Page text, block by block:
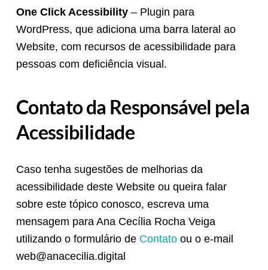
One Click Acessibility – Plugin para
WordPress, que adiciona uma barra lateral ao
Website, com recursos de acessibilidade para
pessoas com deficiência visual.
Contato da Responsável pela
Acessibilidade
Caso tenha sugestões de melhorias da
acessibilidade deste Website ou queira falar
sobre este tópico conosco, escreva uma
mensagem para Ana Cecília Rocha Veiga
utilizando o formulário de Contato ou o e-mail
web@anacecilia.digital